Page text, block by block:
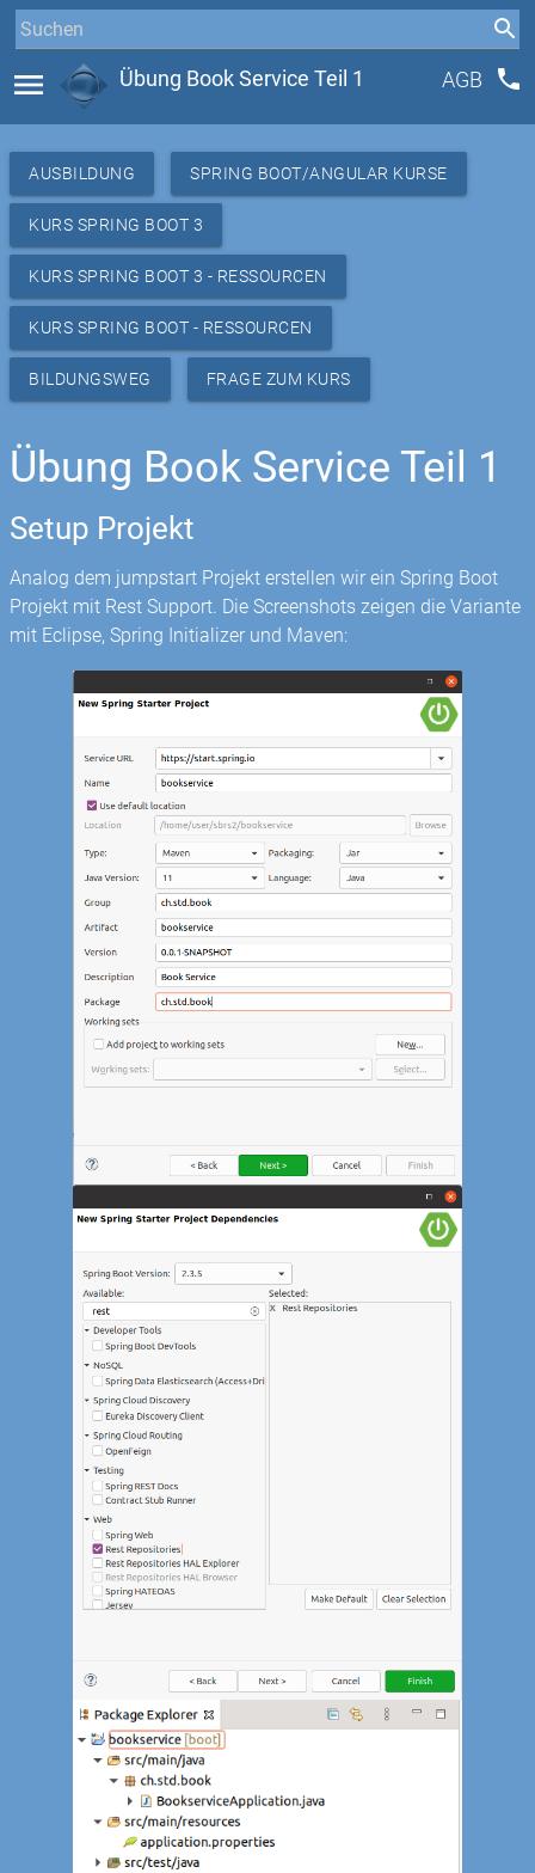
menu Übung Book Service Teil 1 AGB phone
AUSBILDUNG SPRING BOOT/ANGULAR KURSE
KURS SPRING BOOT 3
KURS SPRING BOOT 3 - RESSOURCEN
KURS SPRING BOOT - RESSOURCEN
BILDUNGSWEG FRAGE ZUM KURS
Übung Book Service Teil 1
Setup Projekt
Analog dem jumpstart Projekt erstellen wir ein Spring Boot
Projekt mit Rest Support. Die Screenshots zeigen die Variante
mit Eclipse, Spring Initializer und Maven: